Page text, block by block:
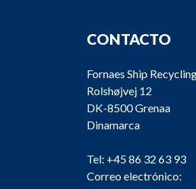
CONTACTO
Fornaes Ship
Rolshøjvej 12
DK-8500 Grenaa
Dinamarca
Tel: +45 86 32 63 93
Correo electrónico: